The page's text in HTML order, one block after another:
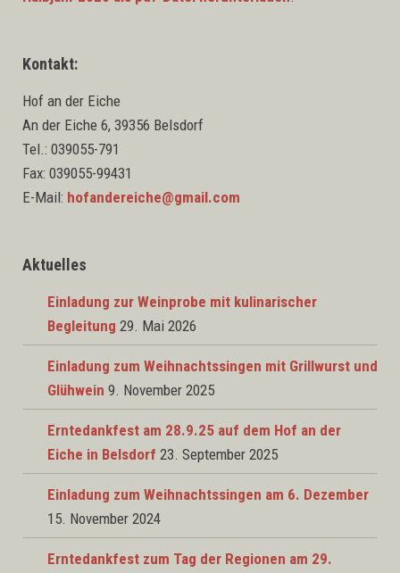
Kontakt:
Hof an der Eiche
An der Eiche 6, 39356 Belsdorf
Tel.: 039055-791
Fax: 039055-99431
E-Mail: hofandereiche@gmail.com
Aktuelles
Einladung zur Weinprobe mit kulinarischer
Begleitung 29. Mai 2026
Einladung zum Weihnachtssingen mit Grillwurst und
Glühwein 9. November 2025
Erntedankfest am 28.9.25 auf dem Hof an der
Eiche in Belsdorf 23. September 2025
Einladung zum Weihnachtssingen am 6. Dezember
15. November 2024
Erntedankfest zum Tag der Regionen am 29.